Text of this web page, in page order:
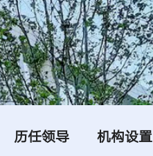
历任领导 机构设置